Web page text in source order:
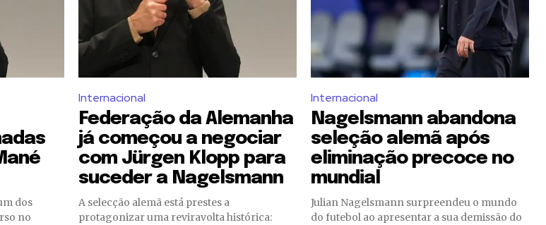
dos
no
Internacional
Federação da Alemanha
já começou a negociar
com Jürgen Klopp para
suceder a Nagelsmann
A selecção alemã está prestes a
protagonizar uma reviravolta histórica:
Internacional
Nagelsmann abandona
seleção alemã após
eliminação precoce no
mundial
Julian Nagelsmann surpreendeu o mundo
do futebol ao apresentar a sua demissão do